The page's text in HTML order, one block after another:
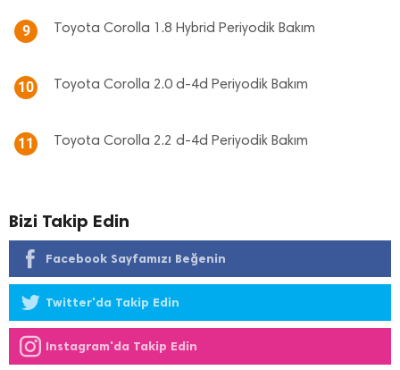
9 Toyota Corolla 1.8 Hybrid Periyodik Bakım
10 Toyota Corolla 2.0 d-4d Periyodik Bakım
11 Toyota Corolla 2.2 d-4d Periyodik Bakım
Bizi Takip Edin
Facebook Sayfamızı Beğenin
Twitter'da Takip Edin
Instagram'da Takip Edin